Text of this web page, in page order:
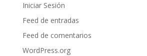
Iniciar Sesión
Feed de entradas
Feed de comentarios
WordPress.org